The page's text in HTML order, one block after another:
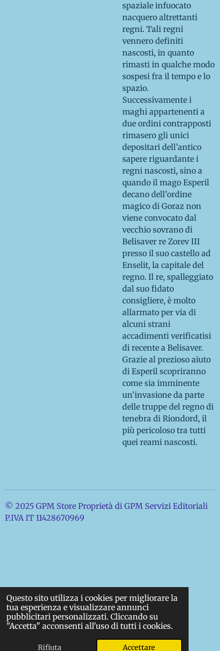
Questo sito utilizza i cookies per migliorare la
tua esperienza e visualizzare annunci
pubblicitari personalizzati. Cliccando su
"Accetta" acconsenti all'uso di tutti i cookies.
Rifiuta Accettare
spaziale infuocato
nacquero altrettanti
regni. Tali regni
vennero definiti
nascosti, in quanto
rimasti in qualche modo
sospesi fra il tempo e lo
spazio.
Successivamente i
maghi appartenenti a
due ordini contrapposti
rimasero gli unici
depositari dell’antico
sapere riguardante i
regni nascosti, sino a
quando il mago Esperil
decano dell’ordine
magico di Goraz non
viene convocato dal
vecchio sovrano di
Belisaver re Zorev III
presso il suo castello ad
Enselit, la capitale del
regno. Il re, spalleggiato
dal suo fidato
consigliere, è molto
allarmato per via di
alcuni strani
accadimenti verificatisi
di recente a Belisaver.
Grazie al prezioso aiuto
di Esperil scopriranno
come sia imminente
un’invasione da parte
delle truppe del regno di
tenebra di Riondord, il
più pericoloso tra tutti
quei reami nascosti.
© 2025 GPM Store Proprietà di GPM Servizi Editoriali
P.IVA IT 11428670969